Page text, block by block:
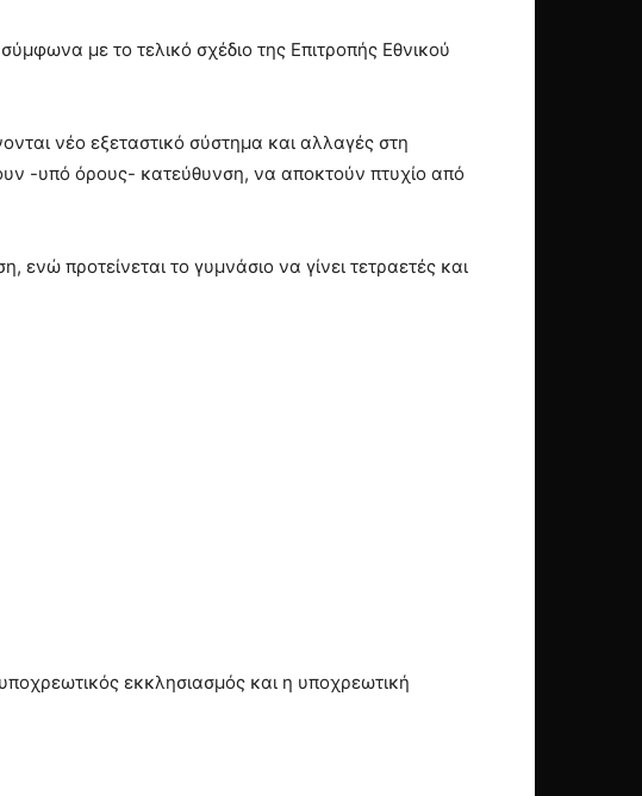
με το τελικό σχέδιο της Επιτροπής Εθνικού
νέο εξεταστικό σύστημα και αλλαγές στη
-υπό όρους- κατεύθυνση, να αποκτούν πτυχίο από
ενώ προτείνεται το γυμνάσιο να γίνει τετραετές και
εκκλησιασμός και η υποχρεωτική